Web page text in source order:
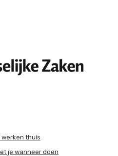
werken thuis
je wanneer doen